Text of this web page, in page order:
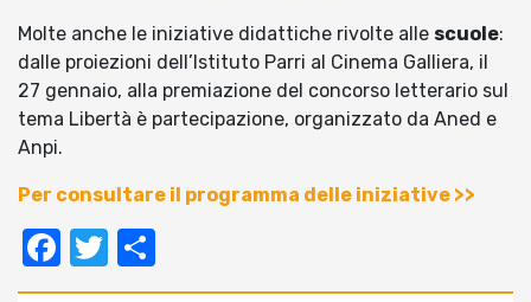
Molte anche le iniziative didattiche rivolte alle scuole:
dalle proiezioni dell’Istituto Parri al Cinema Galliera, il
27 gennaio, alla premiazione del concorso letterario sul
tema Libertà è partecipazione, organizzato da Aned e
Anpi.
Per consultare il programma delle iniziative >>
Facebook
Twitter